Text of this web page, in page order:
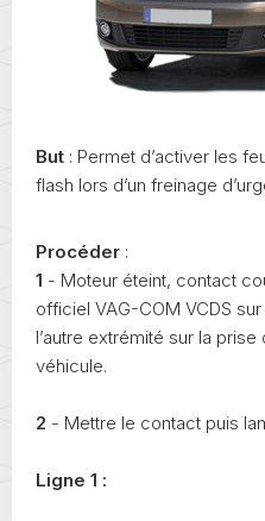
But : Permet d’activer les
flash lors d’un freinage
Procéder :
1 - Moteur éteint, contact
officiel VAG-COM VCDS
l’autre extrémité sur la
véhicule.
2 - Mettre le contact puis
Ligne 1 :